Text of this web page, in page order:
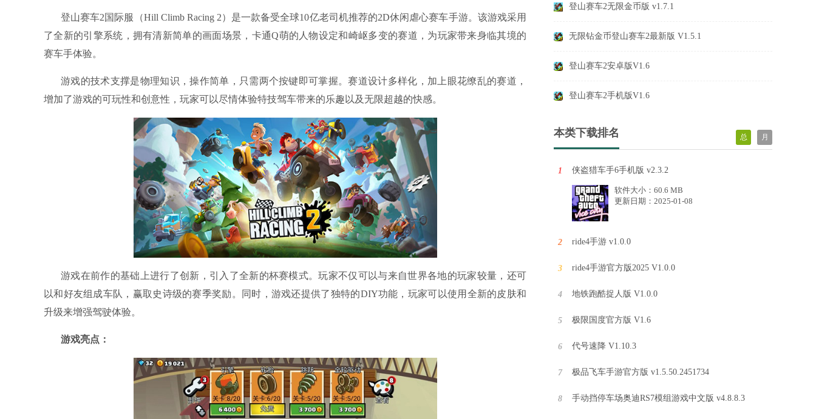
登山赛车2国际服（Hill Climb Racing 2）是一款备受全球10亿老司机推荐的2D休闲虐心赛车手游。该游戏采用
了全新的引擎系统，拥有清新简单的画面场景，卡通Q萌的人物设定和崎岖多变的赛道，为玩家带来身临其境的
赛车手体验。
游戏的技术支撑是物理知识，操作简单，只需两个按键即可掌握。赛道设计多样化，加上眼花缭乱的赛道，
增加了游戏的可玩性和创意性，玩家可以尽情体验特技驾车带来的乐趣以及无限超越的快感。
游戏在前作的基础上进行了创新，引入了全新的杯赛模式。玩家不仅可以与来自世界各地的玩家较量，还可
以和好友组成车队，赢取史诗级的赛季奖励。同时，游戏还提供了独特的DIY功能，玩家可以使用全新的皮肤和
升级来增强驾驶体验。
游戏亮点：
登山赛车2无限金币版 v1.7.1
无限钻金币登山赛车2最新版 V1.5.1
登山赛车2安卓版V1.6
登山赛车2手机版V1.6
本类下载排名 总 月
1 侠盗猎车手6手机版 v2.3.2
软件大小：60.6 MB
更新日期：2025-01-08
2 ride4手游 v1.0.0
3 ride4手游官方版2025 V1.0.0
4 地铁跑酷捉人版 V1.0.0
5 极限国度官方版 V1.6
6 代号速降 V1.10.3
7 极品飞车手游官方版 v1.5.50.2451734
8 手动挡停车场奥迪RS7模组游戏中文版 v4.8.8.3